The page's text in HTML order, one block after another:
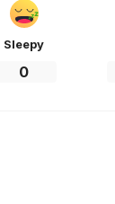
Sleepy
0